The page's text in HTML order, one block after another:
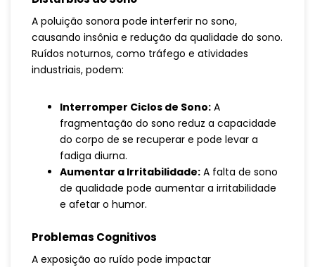
A poluição sonora pode interferir no sono,
causando insônia e redução da qualidade do sono.
Ruídos noturnos, como tráfego e atividades
industriais, podem:
Interromper Ciclos de Sono: A
fragmentação do sono reduz a capacidade
do corpo de se recuperar e pode levar a
fadiga diurna.
Aumentar a Irritabilidade: A falta de sono
de qualidade pode aumentar a irritabilidade
e afetar o humor.
Problemas Cognitivos
A exposição ao ruído pode impactar